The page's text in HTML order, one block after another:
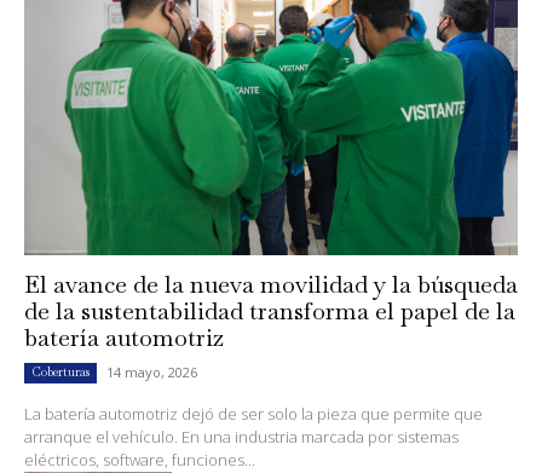
El avance de la nueva movilidad y la búsqueda
de la sustentabilidad transforma el papel de la
batería automotriz
Coberturas 14 mayo, 2026
La batería automotriz dejó de ser solo la pieza que permite que
arranque el vehículo. En una industria marcada por sistemas
eléctricos, software, funciones...